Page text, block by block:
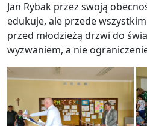
Jan Rybak przez swoją
edukuje, ale przede
przed młodzieżą drzwi do
wyzwaniem, a nie